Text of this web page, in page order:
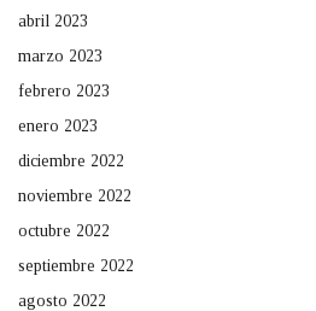
abril 2023
marzo 2023
febrero 2023
enero 2023
diciembre 2022
noviembre 2022
octubre 2022
septiembre 2022
agosto 2022